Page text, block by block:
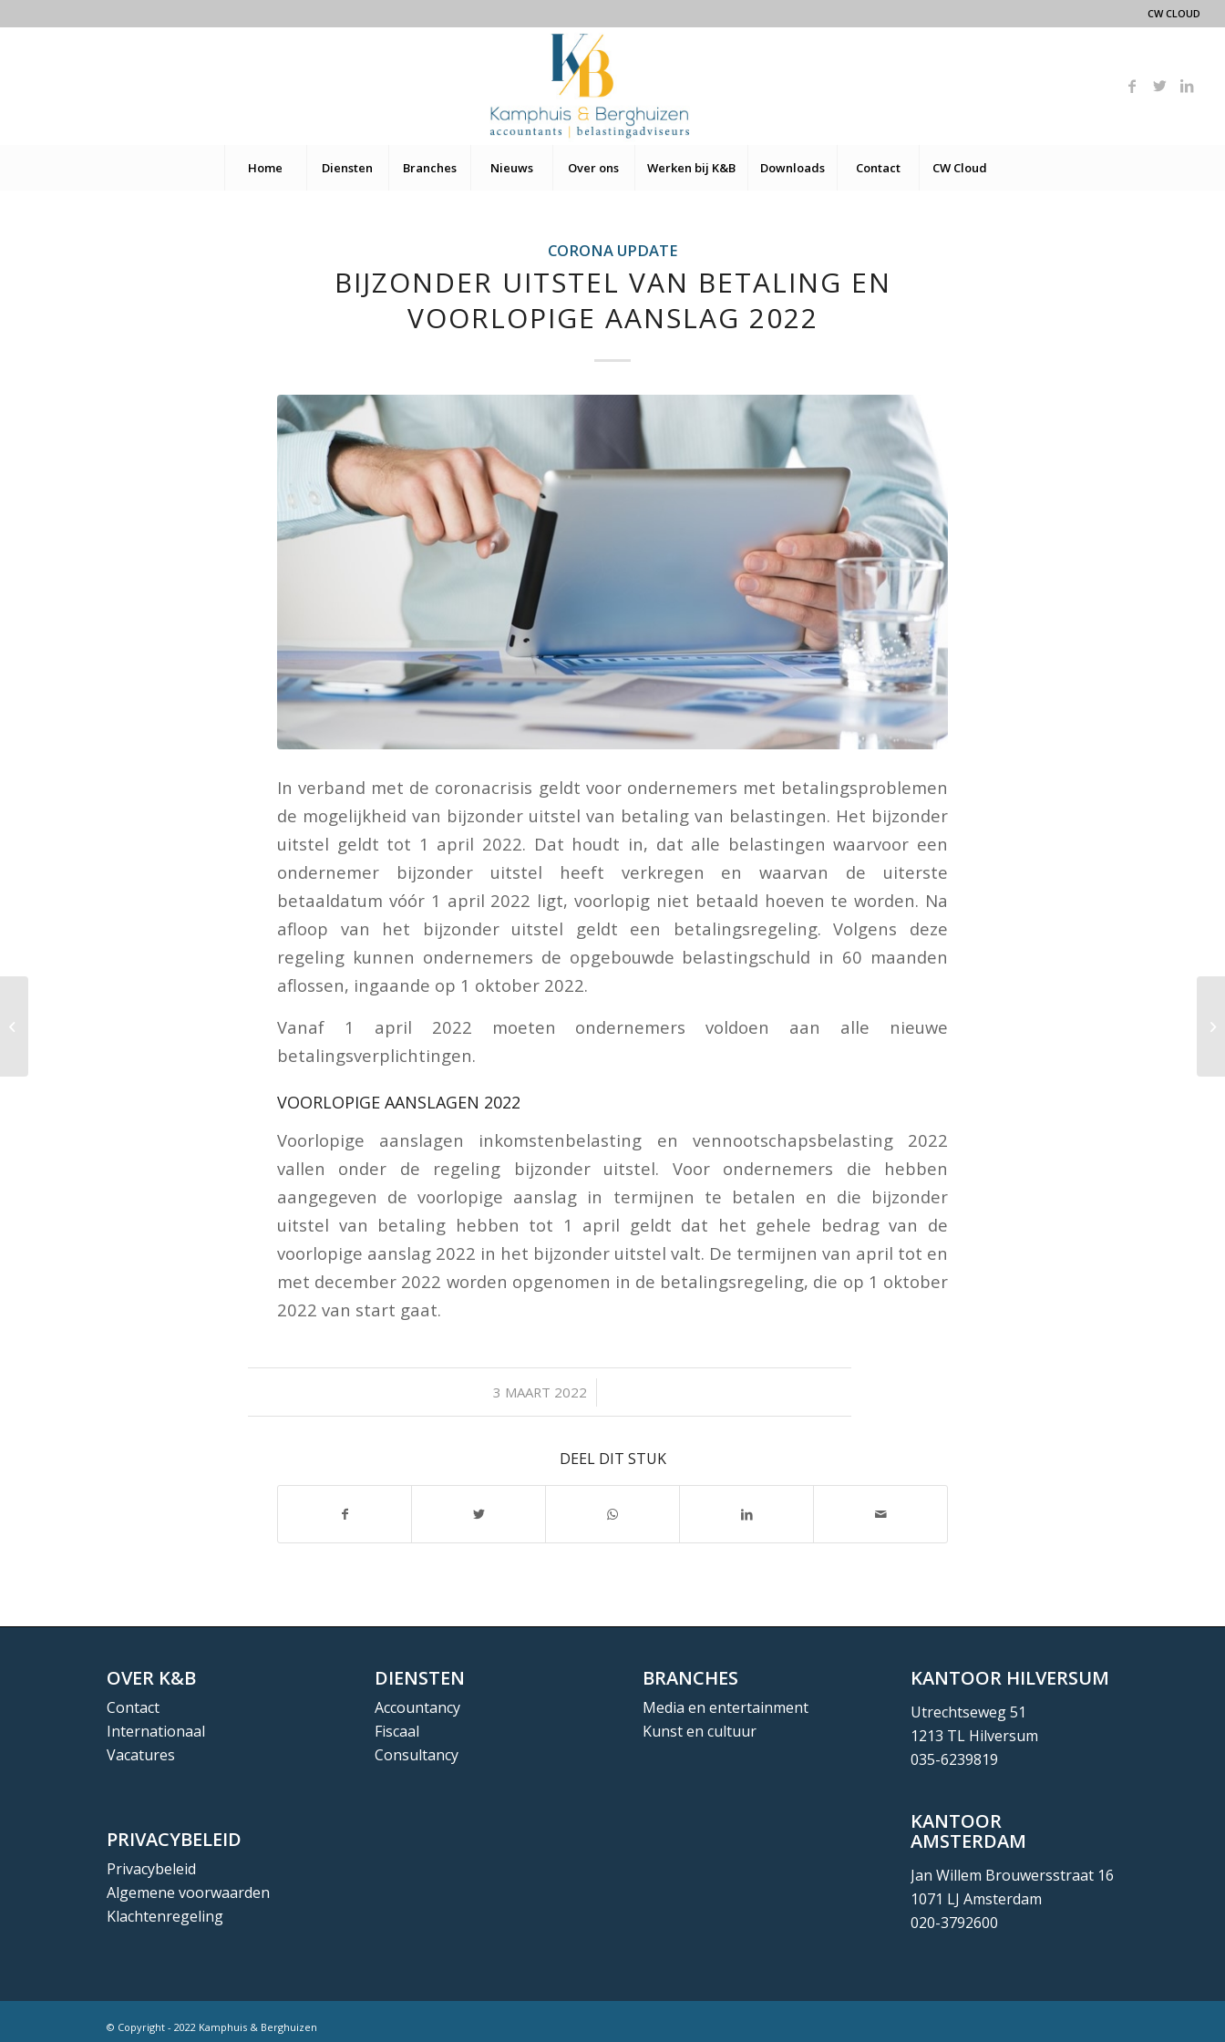
CW CLOUD
Home Diensten Branches Nieuws Over ons Werken bij K&B Downloads Contact CW Cloud
CORONA UPDATE
BIJZONDER UITSTEL VAN BETALING EN
VOORLOPIGE AANSLAG 2022
In verband met de coronacrisis geldt voor ondernemers met betalingsproblemen
de mogelijkheid van bijzonder uitstel van betaling van belastingen. Het bijzonder
uitstel geldt tot 1 april 2022. Dat houdt in, dat alle belastingen waarvoor een
ondernemer bijzonder uitstel heeft verkregen en waarvan de uiterste
betaaldatum vóór 1 april 2022 ligt, voorlopig niet betaald hoeven te worden. Na
afloop van het bijzonder uitstel geldt een betalingsregeling. Volgens deze
regeling kunnen ondernemers de opgebouwde belastingschuld in 60 maanden
aflossen, ingaande op 1 oktober 2022.
Vanaf 1 april 2022 moeten ondernemers voldoen aan alle nieuwe
betalingsverplichtingen.
VOORLOPIGE AANSLAGEN 2022
Voorlopige aanslagen inkomstenbelasting en vennootschapsbelasting 2022
vallen onder de regeling bijzonder uitstel. Voor ondernemers die hebben
aangegeven de voorlopige aanslag in termijnen te betalen en die bijzonder
uitstel van betaling hebben tot 1 april geldt dat het gehele bedrag van de
voorlopige aanslag 2022 in het bijzonder uitstel valt. De termijnen van april tot en
met december 2022 worden opgenomen in de betalingsregeling, die op 1 oktober
2022 van start gaat.
3 MAART 2022
/
DEEL DIT STUK
OVER K&B
Contact
Internationaal
Vacatures
PRIVACYBELEID
Privacybeleid
Algemene voorwaarden
Klachtenregeling
DIENSTEN
Accountancy
Fiscaal
Consultancy
BRANCHES
Media en entertainment
Kunst en cultuur
KANTOOR HILVERSUM
Utrechtseweg 51
1213 TL Hilversum
035-6239819
KANTOOR
AMSTERDAM
Jan Willem Brouwersstraat 16
1071 LJ Amsterdam
020-3792600
© Copyright - 2022 Kamphuis & Berghuizen